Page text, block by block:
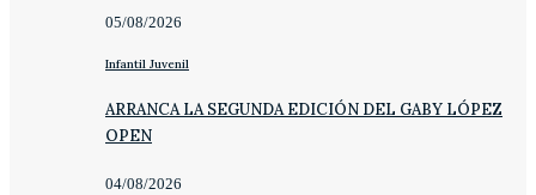
05/08/2026
Infantil Juvenil
ARRANCA LA SEGUNDA EDICIÓN DEL GABY LÓPEZ
OPEN
04/08/2026